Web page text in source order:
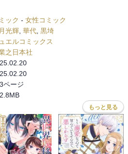
ック - 女性コミック
光輝 華代 黒埼
エルコミックス
之日本社
ページ
もっと見る